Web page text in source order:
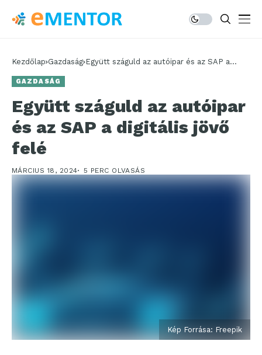
Kezdőlap Gazdaság Együtt száguld az autóipar és az SAP a
GAZDASÁG
Együtt száguld az autóipar
és az SAP a digitális jövő
felé
MÁRCIUS 18, 2024 5 PERC OLVASÁS
Kép Forrása: Freepik